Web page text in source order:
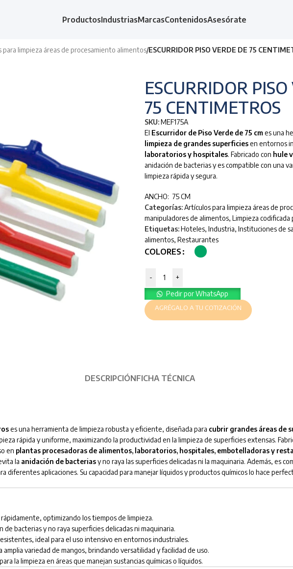
ProductosIndustriasMarcasContenidosAsesórate
para limpieza áreas de procesamiento alimentos/ESCURRIDOR PISO VERDE DE 75
ESCURRIDOR
75 CENTIMETROS
SKU:MEF175A
El Escurridor de Piso Verde de 75 cmes una
limpieza de grandes superficiesen entornos
laboratorios y hospitales. Fabricado con hule
anidación de bacterias y es compatible con una
limpieza rápida y segura.
ANCHO: 75 CM
Categorías:Artículos para limpieza áreas de
manipuladores de alimentos, Limpieza codificada
Etiquetas:Hoteles, Industria, Instituciones de
alimentos, Restaurantes
COLORES
-
+
Pedir por WhatsApp
AGRÉGALO A TU COTIZACIÓN
DESCRIPCIÓNFICHA TÉCNICA
es una herramienta de limpieza robusta y eficiente, diseñada para cubrir grandes áreas de
rápida y uniforme, maximizando la productividad en la limpieza de superficies extensas.
en plantas procesadoras de alimentos, laboratorios, hospitales, embotelladoras y
la anidación de bacteriasy no raya las superficies delicadas ni la maquinaria. Además, es
diferentes aplicaciones. Su capacidad para manejar líquidos y productos químicos lo hace
optimizando los tiempos de limpieza.
de bacterias y no raya superficies delicadas ni maquinaria.
ideal para el uso intensivo en entornos industriales.
amplia variedad de mangos, brindando versatilidad y facilidad de uso.
la limpieza en áreas que manejan sustancias químicas o líquidos.